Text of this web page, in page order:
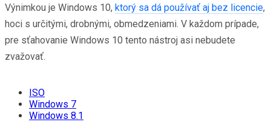
Výnimkou je Windows 10, ktorý sa dá používať aj bez licencie,
hoci s určitými, drobnými, obmedzeniami. V každom prípade,
pre sťahovanie Windows 10 tento nástroj asi nebudete
zvažovať.
ISO
Windows 7
Windows 8.1